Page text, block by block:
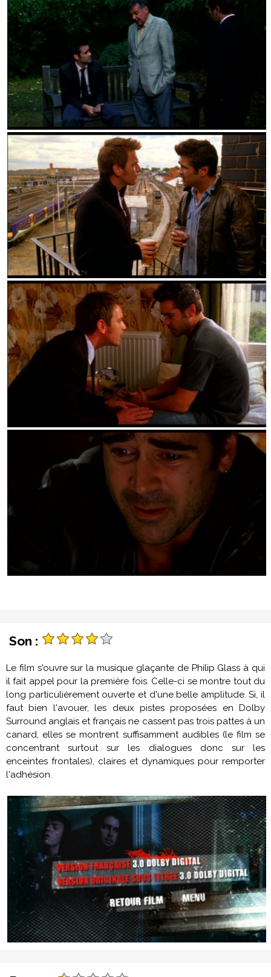
Son :
Le film s'ouvre sur la musique glaçante de Philip Glass à qui
il fait appel pour la première fois. Celle-ci se montre tout du
long particulièrement ouverte et d'une belle amplitude. Si, il
faut bien l'avouer, les deux pistes proposées en Dolby
Surround anglais et français ne cassent pas trois pattes à un
canard, elles se montrent suffisamment audibles (le film se
concentrant surtout sur les dialogues donc sur les
enceintes frontales), claires et dynamiques pour remporter
l'adhésion.